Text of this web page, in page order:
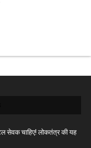
सेवक चाहिए! लोकतंत्र की यह